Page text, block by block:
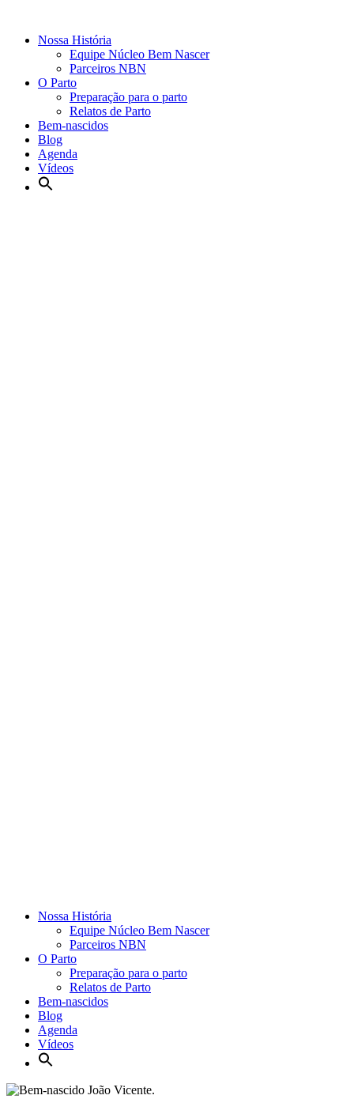
Nossa História
Equipe Núcleo Bem Nascer
Parceiros NBN
O Parto
Preparação para o parto
Relatos de Parto
Bem-nascidos
Blog
Agenda
Vídeos
Nossa História
Equipe Núcleo Bem Nascer
Parceiros NBN
O Parto
Preparação para o parto
Relatos de Parto
Bem-nascidos
Blog
Agenda
Vídeos